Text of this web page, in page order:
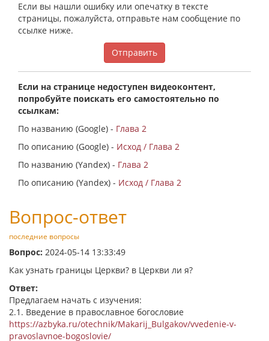
Если вы нашли ошибку или опечатку в тексте
страницы, пожалуйста, отправьте нам сообщение по
ссылке ниже.
Отправить
Если на странице недоступен видеоконтент,
попробуйте поискать его самостоятельно по
ссылкам:
По названию (Google) - Глава 2
По описанию (Google) - Исход / Глава 2
По названию (Yandex) - Глава 2
По описанию (Yandex) - Исход / Глава 2
Вопрос-ответ
последние вопросы
Вопрос: 2024-05-14 13:33:49
Как узнать границы Церкви? в Церкви ли я?
Ответ:
Предлагаем начать с изучения:
2.1. Введение в православное богословие
https://azbyka.ru/otechnik/Makarij_Bulgakov/vvedenie-v-
pravoslavnoe-bogoslovie/